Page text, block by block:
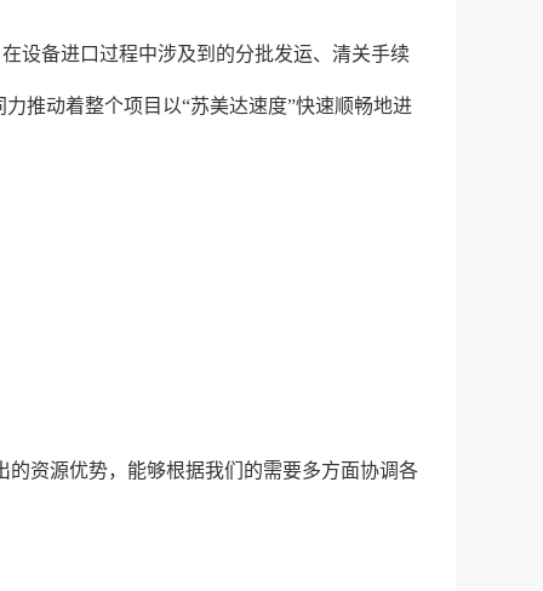
设备进口过程中涉及到的分批发运、清关手续
推动着整个项目以“苏美达速度”快速顺畅地进
资源优势，能够根据我们的需要多方面协调各